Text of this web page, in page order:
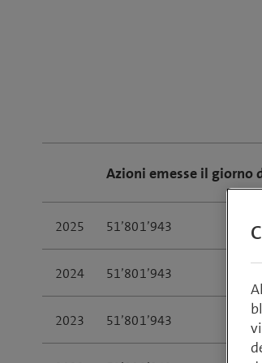
Azioni emesse il giorno
2025 51’801’943
2024 51’801’943
2023 51’801’943